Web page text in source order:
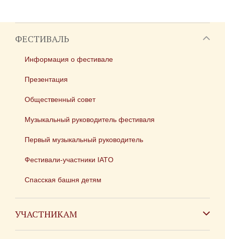
ФЕСТИВАЛЬ
Информация о фестивале
Презентация
Общественный совет
Музыкальный руководитель фестиваля
Первый музыкальный руководитель
Фестивали-участники IATO
Спасская башня детям
УЧАСТНИКАМ